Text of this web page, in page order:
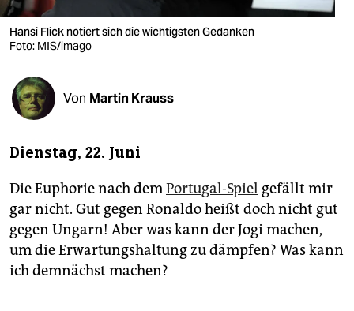
verlag
verlag
veranstaltungen
shop
abo
genossenschaft
epaper login
Hansi Flick notiert sich die wichtigsten Gedanken
Foto: MIS/imago
Von Martin Krauss
Dienstag, 22. Juni
Die Euphorie nach demPortugal-Spiel gefällt mir
gar nicht. Gut gegen Ronaldo heißt doch nicht gut
gegen Ungarn! Aber was kann der Jogi machen,
um die Erwartungshaltung zu dämpfen? Was kann
ich demnächst machen?